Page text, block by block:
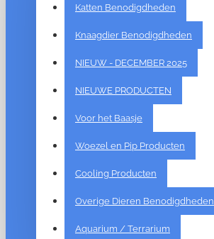
Katten Benodigdheden
Knaagdier Benodigdheden
NIEUW - DECEMBER 2025
NIEUWE PRODUCTEN
Voor het Baasje
Woezel en Pip Producten
Cooling Producten
Overige Dieren Benodigdheden
Aquarium / Terrarium